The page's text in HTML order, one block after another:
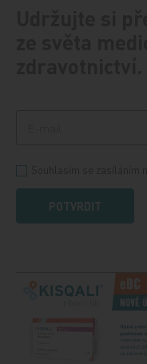
POTVRDIT